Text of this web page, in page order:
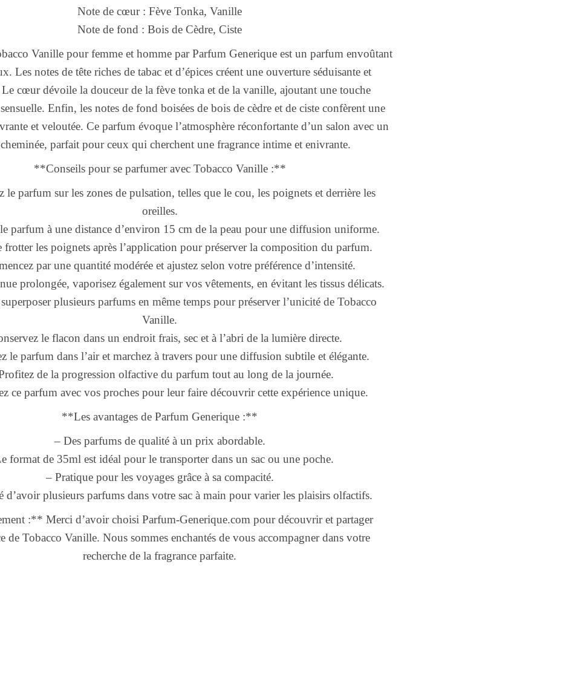
Note de cœur : Fève Tonka, Vanille
Note de fond : Bois de Cèdre, Ciste
Vanille pour femme et homme par Parfum Generique est un parfum envoûtant
Les notes de tête riches de tabac et d’épices créent une ouverture séduisante et
cœur dévoile la douceur de la fève tonka et de la vanille, ajoutant une touche
Enfin, les notes de fond boisées de bois de cèdre et de ciste confèrent une
et veloutée. Ce parfum évoque l’atmosphère réconfortante d’un salon avec un
parfait pour ceux qui cherchent une fragrance intime et enivrante.
**Conseils pour se parfumer avec Tobacco Vanille :**
le parfum sur les zones de pulsation, telles que le cou, les poignets et derrière les
oreilles.
parfum à une distance d’environ 15 cm de la peau pour une diffusion uniforme.
frotter les poignets après l’application pour préserver la composition du parfum.
par une quantité modérée et ajustez selon votre préférence d’intensité.
prolongée, vaporisez également sur vos vêtements, en évitant les tissus délicats.
plusieurs parfums en même temps pour préserver l’unicité de Tobacco
Vanille.
le flacon dans un endroit frais, sec et à l’abri de la lumière directe.
le parfum dans l’air et marchez à travers pour une diffusion subtile et élégante.
de la progression olfactive du parfum tout au long de la journée.
ce parfum avec vos proches pour leur faire découvrir cette expérience unique.
**Les avantages de Parfum Generique :**
– Des parfums de qualité à un prix abordable.
format de 35ml est idéal pour le transporter dans un sac ou une poche.
– Pratique pour les voyages grâce à sa compacité.
d’avoir plusieurs parfums dans votre sac à main pour varier les plaisirs olfactifs.
:** Merci d’avoir choisi Parfum-Generique.com pour découvrir et partager
de Tobacco Vanille. Nous sommes enchantés de vous accompagner dans votre
recherche de la fragrance parfaite.